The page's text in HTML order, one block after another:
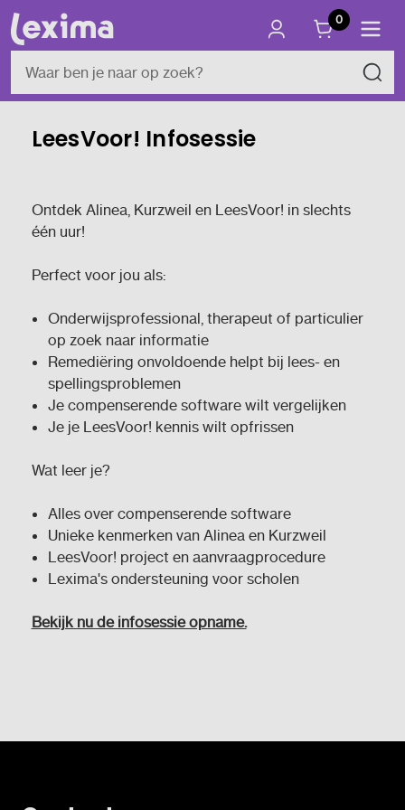
0
LeesVoor! Infosessie
Ontdek Alinea, Kurzweil en LeesVoor! in slechts
één uur!
Perfect voor jou als:
Onderwijsprofessional, therapeut of particulier
op zoek naar informatie
Remediëring onvoldoende helpt bij lees- en
spellingsproblemen
Je compenserende software wilt vergelijken
Je je LeesVoor! kennis wilt opfrissen
Wat leer je?
Alles over compenserende software
Unieke kenmerken van Alinea en Kurzweil
LeesVoor! project en aanvraagprocedure
Lexima's ondersteuning voor scholen
Bekijk nu de infosessie opname.